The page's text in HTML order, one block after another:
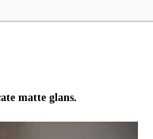
matte glans.